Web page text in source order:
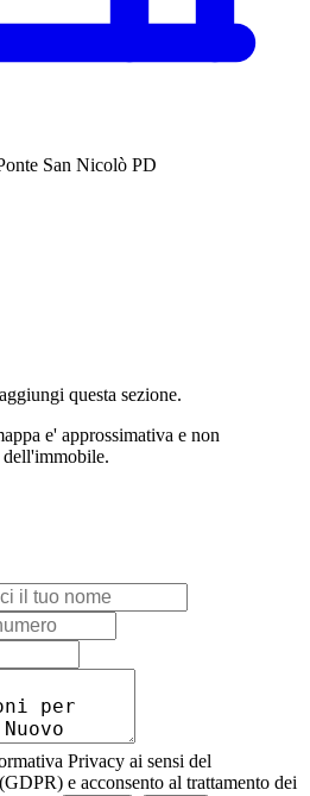
San Nicolò PD
questa sezione.
e' approssimativa e non
dell'immobile.
Privacy ai sensi del
e acconsento al trattamento dei